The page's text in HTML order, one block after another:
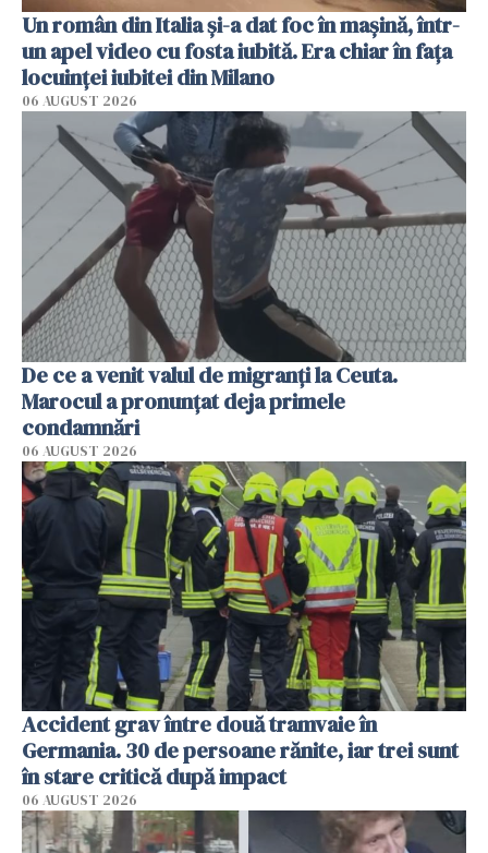
Un român din Italia și-a dat foc în mașină, într-
un apel video cu fosta iubită. Era chiar în fața
locuinței iubitei din Milano
06 AUGUST 2026
De ce a venit valul de migranți la Ceuta.
Marocul a pronunțat deja primele
condamnări
06 AUGUST 2026
Accident grav între două tramvaie în
Germania. 30 de persoane rănite, iar trei sunt
în stare critică după impact
06 AUGUST 2026